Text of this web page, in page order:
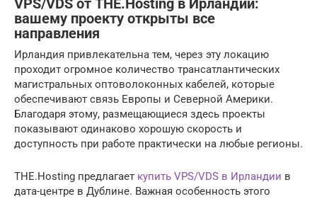
VPS/VDS от THE.Hosting в Ирландии:
вашему проекту открыты все
направления
Ирландия привлекательна тем, через эту локацию
проходит огромное количество трансатлантических
магистральных оптоволоконных кабелей, которые
обеспечивают связь Европы и Северной Америки.
Благодаря этому, размещающиеся здесь проекты
показывают одинаково хорошую скорость и
доступность при работе практически на любые регионы.
THE.Hosting предлагает купить VPS/VDS в Ирландии в
дата-центре в Дублине. Важная особенность этого